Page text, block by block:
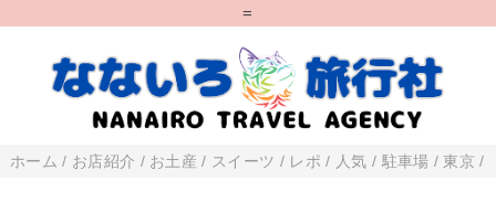
=
ホーム / お店紹介 / お土産 / スイーツ / レポ / 人気 / 駐車場 /東京 /